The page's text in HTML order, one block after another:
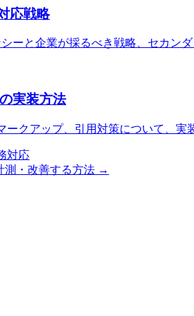
応戦略
ーと企業が採るべき戦略、セカン
実装方法
クアップ、引用対策について、実
対応
測・改善する方法 →